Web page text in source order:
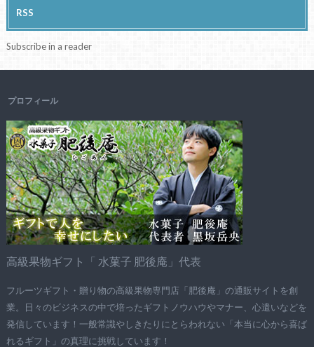
RSS
Subscribe in a reader
プロフィール
高級果物ギフト「 水菓子 肥後庵」代表
フルーツギフト・贈り物の高級果物専門店「肥後庵」の通販サイトを創
業。日々のビジネスの中で培ったギフトノウハウやマナー、心遣いなどを
発信しています！一般常識やしきたりにとらわれない「本当に心から喜ば
れるギフト」の真理に挑戦しています！